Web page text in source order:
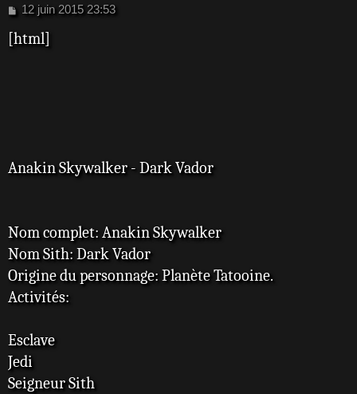
M
s
12 juin 2015 23:53
[html]
Anakin Skywalker - Dark Vador
Nom complet: Anakin Skywalker
Nom Sith: Dark Vador
Origine du personnage: Planète Tatooine.
Activités:
Esclave
Jedi
Seigneur Sith